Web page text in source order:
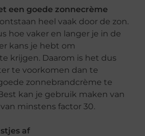
een goede zonnecrème
heel vaak door de zon.
hoe vaker en langer je in de
kans je hebt om
krijgen. Daarom is het dus
te voorkomen dan te
zonnebrandcrème te
kan je gebruik maken van
minstens factor 30.
af